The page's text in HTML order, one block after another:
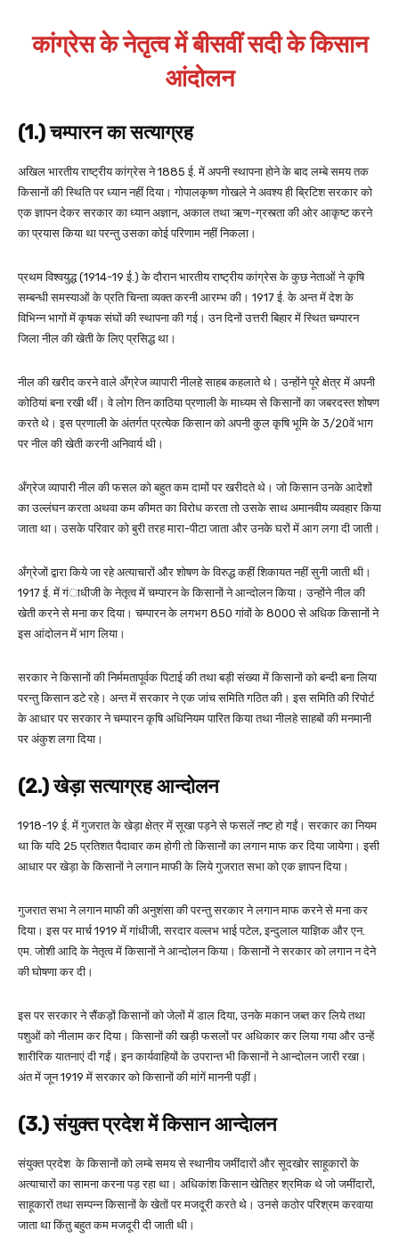
कांग्रेस के नेतृत्व में बीसवीं सदी के किसान
आंदोलन
(1.) चम्पारन का सत्याग्रह
अखिल भारतीय राष्ट्रीय कांग्रेस ने 1885 ई. में अपनी स्थापना होने के बाद लम्बे समय तक
किसानों की स्थिति पर ध्यान नहीं दिया। गोपालकृष्ण गोखले ने अवश्य ही ब्रिटिश सरकार को
एक ज्ञापन देकर सरकार का ध्यान अज्ञान, अकाल तथा ऋण-ग्रस्त्ता की ओर आकृष्ट करने
का प्रयास किया था परन्तु उसका कोई परिणाम नहीं निकला।
प्रथम विश्वयुद्ध (1914-19 ई.) के दौरान भारतीय राष्ट्रीय कांग्रेस के कुछ नेताओं ने कृषि
सम्बन्धी समस्याओं के प्रति चिन्ता व्यक्त करनी आरम्भ की। 1917 ई. के अन्त में देश के
विभिन्न भागों में कृषक संघों की स्थापना की गई। उन दिनों उत्तरी बिहार में स्थित चम्पारन
जिला नील की खेती के लिए प्रसिद्ध था।
नील की खरीद करने वाले अँग्रेज व्यापारी नीलहे साहब कहलाते थे। उन्होंने पूरे क्षेत्र में अपनी
कोठियां बना रखी थीं। वे लोग तिन काठिया प्रणाली के माध्यम से किसानों का जबरदस्त शोषण
करते थे। इस प्रणाली के अंतर्गत प्रत्येक किसान को अपनी कुल कृषि भूमि के 3/20वें भाग
पर नील की खेती करनी अनिवार्य थी।
अँग्रेज व्यापारी नील की फसल को बहुत कम दामों पर खरीदते थे। जो किसान उनके आदेशों
का उल्लंघन करता अथवा कम कीमत का विरोध करता तो उसके साथ अमानवीय व्यवहार किया
जाता था। उसके परिवार को बुरी तरह मारा-पीटा जाता और उनके घरों में आग लगा दी जाती।
अँग्रेजों द्वारा किये जा रहे अत्याचारों और शोषण के विरुद्ध कहीं शिकायत नहीं सुनी जाती थी।
1917 ई. में गंाधीजी के नेतृत्व में चम्पारन के किसानों ने आन्दोलन किया। उन्होंने नील की
खेती करने से मना कर दिया। चम्पारन के लगभग 850 गांवों के 8000 से अधिक किसानों ने
इस आंदोलन में भाग लिया।
सरकार ने किसानों की निर्ममतापूर्वक पिटाई की तथा बड़ी संख्या में किसानों को बन्दी बना लिया
परन्तु किसान डटे रहे। अन्त में सरकार ने एक जांच समिति गठित की। इस समिति की रिपोर्ट
के आधार पर सरकार ने चम्पारन कृषि अधिनियम पारित किया तथा नीलहे साहबों की मनमानी
पर अंकुश लगा दिया।
(2.) खेड़ा सत्याग्रह आन्दोलन
1918-19 ई. में गुजरात के खेड़ा क्षेत्र में सूखा पड़ने से फसलें नष्ट हो गईं। सरकार का नियम
था कि यदि 25 प्रतिशत पैदावार कम होगी तो किसानों का लगान माफ कर दिया जायेगा। इसी
आधार पर खेड़ा के किसानों ने लगान माफी के लिये गुजरात सभा को एक ज्ञापन दिया।
गुजरात सभा ने लगान माफी की अनुशंसा की परन्तु सरकार ने लगान माफ करने से मना कर
दिया। इस पर मार्च 1919 में गांधीजी, सरदार वल्लभ भाई पटेल, इन्दुलाल याज्ञिक और एन.
एम. जोशी आदि के नेतृत्व में किसानों ने आन्दोलन किया। किसानों ने सरकार को लगान न देने
की घोषणा कर दी।
इस पर सरकार ने सैंकड़ों किसानों को जेलों में डाल दिया, उनके मकान जब्त कर लिये तथा
पशुओं को नीलाम कर दिया। किसानों की खड़ी फसलों पर अधिकार कर लिया गया और उन्हें
शारीरिक यातनाएं दी गईं। इन कार्यवाहियों के उपरान्त भी किसानों ने आन्दोलन जारी रखा।
अंत में जून 1919 में सरकार को किसानों की मांगें माननी पड़ीं।
(3.) संयुक्त प्रदेश में किसान आन्देालन
संयुक्त प्रदेश के किसानों को लम्बे समय से स्थानीय जमींदारों और सूदखोर साहूकारों के
अत्याचारों का सामना करना पड़ रहा था। अधिकांश किसान खेतिहर श्रमिक थे जो जमींदारों,
साहूकारों तथा सम्पन्न किसानों के खेतों पर मजदूरी करते थे। उनसे कठोर परिश्रम करवाया
जाता था किंतु बहुत कम मजदूरी दी जाती थी।